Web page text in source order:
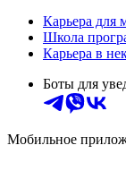
Карьера для
Школа
Карьера в
Боты для
Мобильное